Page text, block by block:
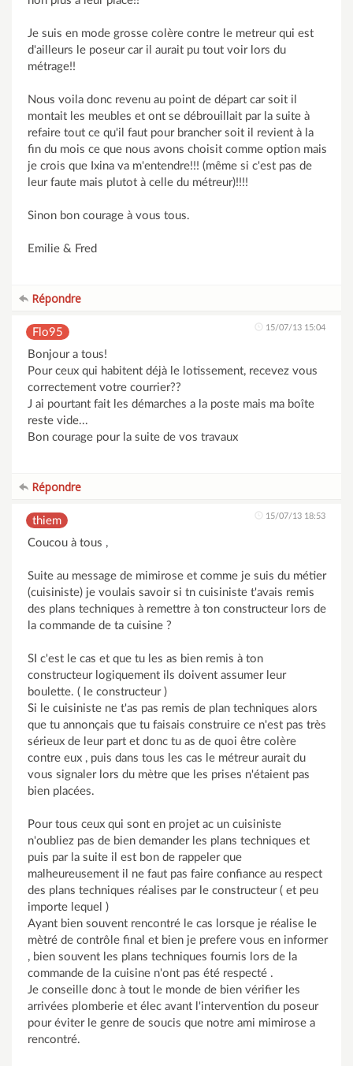
Je suis en mode grosse colère contre le metreur qui est
d'ailleurs le poseur car il aurait pu tout voir lors du
métrage!!
Nous voila donc revenu au point de départ car soit il
montait les meubles et ont se débrouillait par la suite à
refaire tout ce qu'il faut pour brancher soit il revient à la
fin du mois ce que nous avons choisit comme option mais
je crois que Ixina va m'entendre!!! (même si c'est pas de
leur faute mais plutot à celle du métreur)!!!!
Sinon bon courage à vous tous.
Emilie & Fred
Répondre
Flo95 15/07/13 15:04
Bonjour a tous!
Pour ceux qui habitent déjà le lotissement, recevez vous
correctement votre courrier??
J ai pourtant fait les démarches a la poste mais ma boîte
reste vide...
Bon courage pour la suite de vos travaux
Répondre
thiem 15/07/13 18:53
Coucou à tous ,
Suite au message de mimirose et comme je suis du métier
(cuisiniste) je voulais savoir si tn cuisiniste t'avais remis
des plans techniques à remettre à ton constructeur lors de
la commande de ta cuisine ?
SI c'est le cas et que tu les as bien remis à ton
constructeur logiquement ils doivent assumer leur
boulette. ( le constructeur )
Si le cuisiniste ne t'as pas remis de plan techniques alors
que tu annonçais que tu faisais construire ce n'est pas très
sérieux de leur part et donc tu as de quoi être colère
contre eux , puis dans tous les cas le métreur aurait du
vous signaler lors du mètre que les prises n'étaient pas
bien placées.
Pour tous ceux qui sont en projet ac un cuisiniste
n'oubliez pas de bien demander les plans techniques et
puis par la suite il est bon de rappeler que
malheureusement il ne faut pas faire confiance au respect
des plans techniques réalises par le constructeur ( et peu
importe lequel )
Ayant bien souvent rencontré le cas lorsque je réalise le
mètré de contrôle final et bien je prefere vous en informer
, bien souvent les plans techniques fournis lors de la
commande de la cuisine n'ont pas été respecté .
Je conseille donc à tout le monde de bien vérifier les
arrivées plomberie et élec avant l'intervention du poseur
pour éviter le genre de soucis que notre ami mimirose a
rencontré.